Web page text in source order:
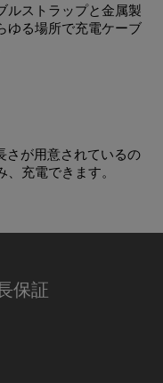
ルストラップと金属製
ゆる場所で充電ケーブ
さが用意されているの
充電できます。
保証